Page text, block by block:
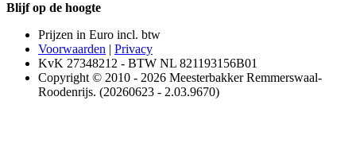
Blijf op de hoogte
Prijzen in Euro incl. btw
Voorwaarden | Privacy
KvK 27348212 - BTW NL 821193156B01
Copyright © 2010 - 2026 Meesterbakker Remmerswaal-
Roodenrijs. (20260623 - 2.03.9670)